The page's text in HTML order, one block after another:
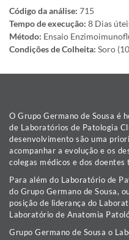
Código da análise: 715
Tempo de execução: 8 Dias
Método: Ensaio
Condições de Colheita: Soro
O Grupo Germano de Sousa é
de Laboratórios de Patologia
desenvolvimento são uma
acompanhar a evolução e os
colegas médicos e dos doentes
Para além do Laboratório de
do Grupo Germano de Sousa,
posição de liderança do
Laboratório de Anatomia
Grupo Germano de Sousa o